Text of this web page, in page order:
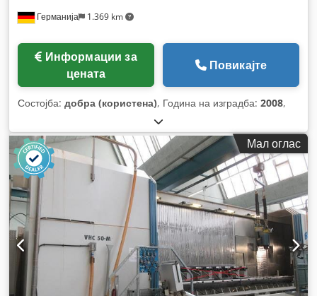
Германија 1.369 km
цената
Повикајте
Состојба: добра (користена), Година на изградба: 2008,
Мал оглас